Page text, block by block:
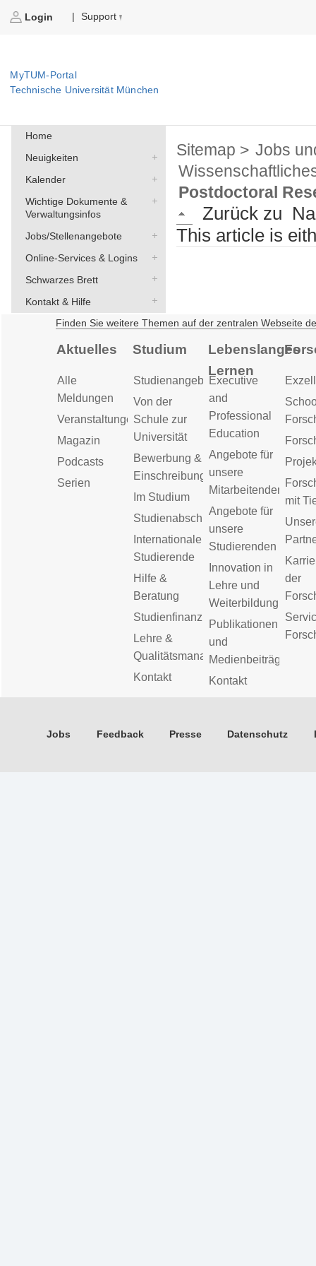
Login | Support
MyTUM-Portal
Technische Universität München
Home
Neuigkeiten
Kalender
Wichtige Dokumente &
Verwaltungsinfos
Jobs/Stellenangebote
Online-Services & Logins
Schwarzes Brett
Kontakt & Hilfe
Sitemap > Jobs
Postdoctoral
Zurück zu
This article is
Finden Sie weitere Themen auf der zentralen Webseite
Aktuelles
Alle
Meldungen
Veranstaltungen
Magazin
Podcasts
Serien
Studium
Studienangebot
Von der
Schule zur
Universität
Bewerbung &
Einschreibung
Im Studium
Studienabschluss
Internationale
Studierende
Hilfe &
Beratung
Studienfinanzierung
Lehre &
Qualitätsmanagement
Kontakt
Lebenslanges
Lernen
Executive
and
Professional
Education
Angebote für
unsere
Mitarbeitenden
Angebote für
unsere
Studierenden
Innovation in
Lehre und
Weiterbildung
Publikationen
und
Medienbeiträge
Kontakt
mit
der
Jobs Feedback Presse Datenschutz